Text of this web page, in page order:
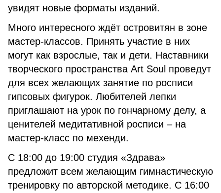
увидят новые форматы изданий.
Много интересного ждёт островитян в зоне
мастер-классов. Принять участие в них
могут как взрослые, так и дети. Наставники
творческого пространства Art Soul проведут
для всех желающих занятие по росписи
гипсовых фигурок. Любителей лепки
приглашают на урок по гончарному делу, а
ценителей медитативной росписи – на
мастер-класс по мехенди.
С 18:00 до 19:00 студия «Здрава»
предложит всем желающим гимнастическую
тренировку по авторской методике. С 16:00